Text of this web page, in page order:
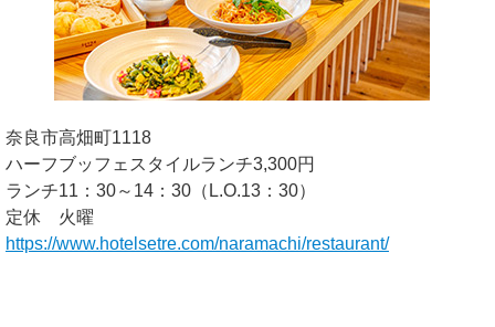
奈良市高畑町1118
ハーフブッフェスタイルランチ3,300円
ランチ11：30～14：30（L.O.13：30）
定休 火曜
https://www.hotelsetre.com/naramachi/restaurant/